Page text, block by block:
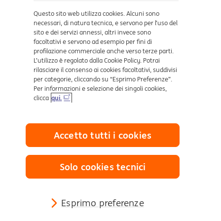
Dove ci trovi
Certificazioni
Collegamenti utili
Mappa del sito
Sezione Privacy
Reclami e Risoluzione delle controversie
Questo sito web utilizza cookies. Alcuni sono
necessari, di natura tecnica, e servono per l’uso del
sito e dei servizi annessi, altri invece sono
facoltativi e servono ad esempio per fini di
profilazione commerciale anche verso terze parti.
L’utilizzo è regolato dalla Cookie Policy. Potrai
rilasciare il consenso ai cookies facoltativi, suddivisi
per categorie, cliccando su “Esprimo Preferenze”.
Per informazioni e selezione dei singoli cookies,
clicca qui.
Esprimo preferenze
Solo cookies tecnici
Accetto tutti i cookies